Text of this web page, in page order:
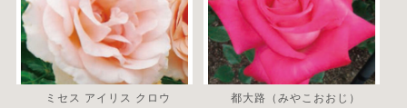
ミセス アイリス クロウ 都大路（みやこおおじ）